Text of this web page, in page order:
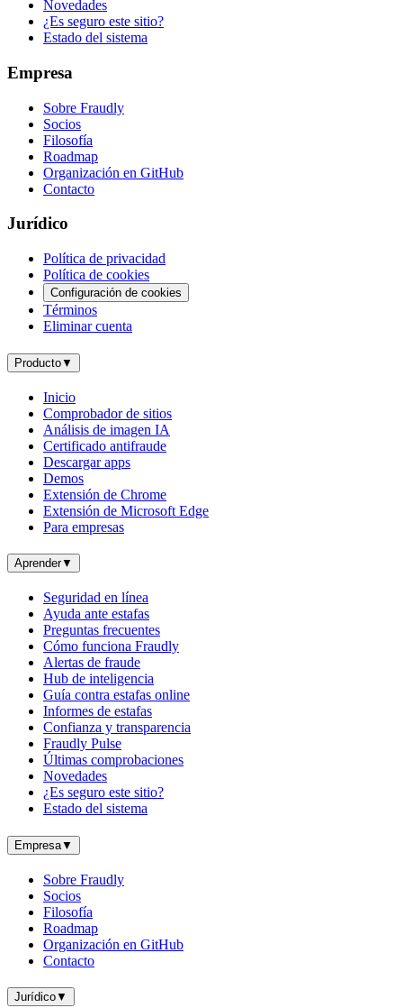
Novedades
¿Es seguro este sitio?
Estado del sistema
Empresa
Sobre Fraudly
Socios
Filosofía
Roadmap
Organización en GitHub
Contacto
Jurídico
Política de privacidad
Política de cookies
Configuración de cookies
Términos
Eliminar cuenta
Producto▼
Inicio
Comprobador de sitios
Análisis de imagen IA
Certificado antifraude
Descargar apps
Demos
Extensión de Chrome
Extensión de Microsoft Edge
Para empresas
Aprender▼
Seguridad en línea
Ayuda ante estafas
Preguntas frecuentes
Cómo funciona Fraudly
Alertas de fraude
Hub de inteligencia
Guía contra estafas online
Informes de estafas
Confianza y transparencia
Fraudly Pulse
Últimas comprobaciones
Novedades
¿Es seguro este sitio?
Estado del sistema
Empresa▼
Sobre Fraudly
Socios
Filosofía
Roadmap
Organización en GitHub
Contacto
Jurídico▼